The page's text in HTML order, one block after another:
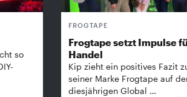
so
FROGTAPE
Frogtape setzt Impulse
Handel
Kip zieht ein positives Fazit
seiner Marke Frogtape auf
diesjährigen Global …